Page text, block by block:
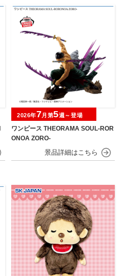
ワンピース THEORAMA SOUL-ROR
ONOA ZORO-
2026年7月第5週～登場